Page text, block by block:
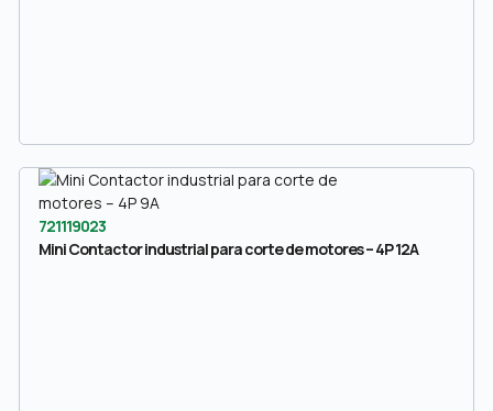
721119023
Mini Contactor industrial para corte de motores – 4P 12A